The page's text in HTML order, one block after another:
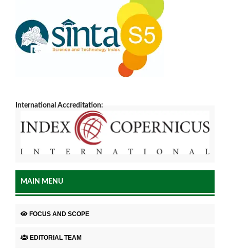
International Accreditation:
MAIN MENU
FOCUS AND SCOPE
EDITORIAL TEAM